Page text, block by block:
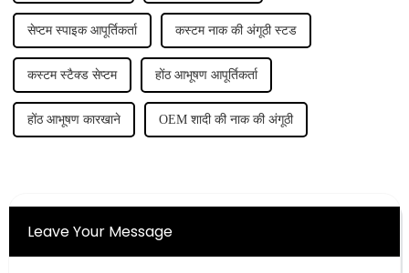
सेप्टम स्पाइक आपूर्तिकर्ता कस्टम नाक की अंगूठी स्टड
कस्टम स्टैक्ड सेप्टम होंठ आभूषण आपूर्तिकर्ता
होंठ आभूषण कारखाने OEM शादी की नाक की अंगूठी
Leave Your Message